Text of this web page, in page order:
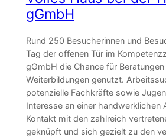
gGmbH
Rund 250 Besucherinnen und
Tag der offenen Tür im
gGmbH die Chance für
Weiterbildungen genutzt.
potenzielle Fachkräfte sowie
Interesse an einer handwerklichen
Kontakt mit den zahlreich
geknüpft und sich gezielt zu den